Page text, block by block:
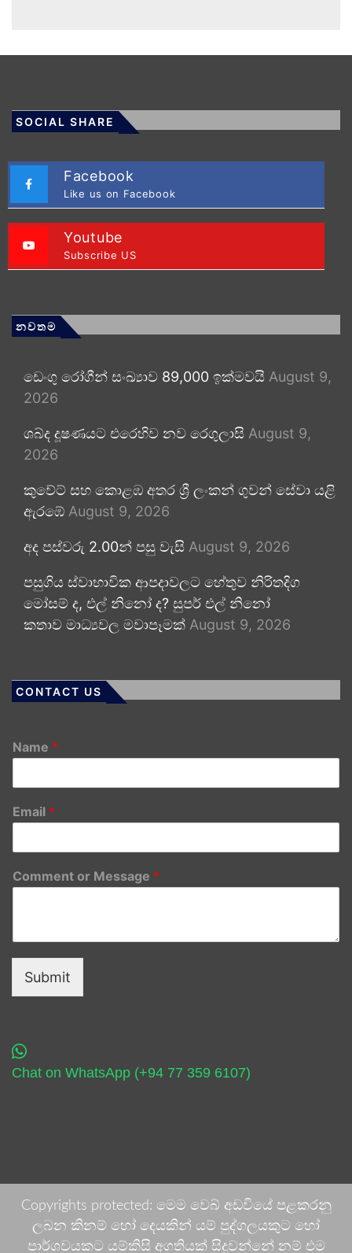
SOCIAL SHARE
Facebook
Like us on Facebook
Youtube
Subscribe US
නවතම
ඩෙංගු රෝගීන් සංඛ්‍යාව 89,000 ඉක්මවයි August 9,
2026
ශබ්ද දූෂණයට එරෙහිව නව රෙගුලාසි August 9,
2026
කුවේට් සහ කොළඹ අතර ශ්‍රී ලංකන් ගුවන් සේවා යළි
ඇරඹේ August 9, 2026
අද පස්වරු 2.00න් පසු වැසි August 9, 2026
පසුගිය ස්වාභාවික ආපදාවලට හේතුව නිරිතදිග
මෝසම් ද, එල් නිනෝ ද? සුපර් එල් නිනෝ
කතාව මාධ්‍යවල මවාපෑමක් August 9, 2026
CONTACT US
Name *
Email *
Comment or Message *
Submit
Chat on WhatsApp (+94 77 359 6107)
Copyrights protected: මෙම වෙබ් අඩවියේ පළකරනු
ලබන කිනම් හෝ දෙයකින් යම් පුද්ගලයකුට හෝ
පාර්ශවයකට යම්කිසි අගතියක් සිදුවන්නේ නම් එම